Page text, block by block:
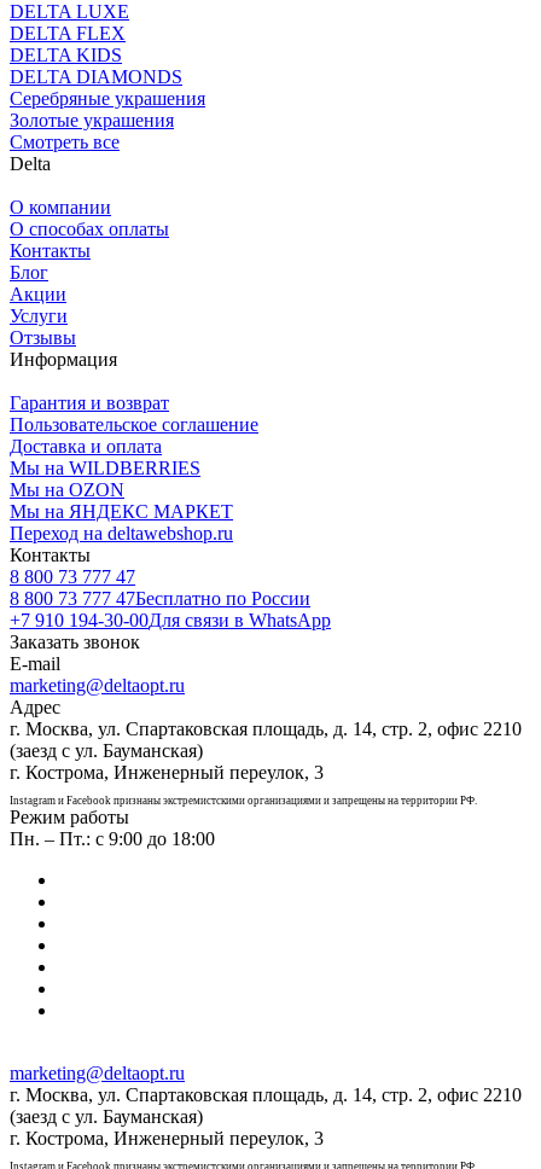
DELTA LUXE
DELTA FLEX
DELTA KIDS
DELTA DIAMONDS
Серебряные украшения
Золотые украшения
Смотреть все
Delta
О компании
О способах оплаты
Контакты
Блог
Акции
Услуги
Отзывы
Информация
Гарантия и возврат
Пользовательское соглашение
Доставка и оплата
Мы на WILDBERRIES
Мы на OZON
Мы на ЯНДЕКС МАРКЕТ
Переход на deltawebshop.ru
Контакты
8 800 73 777 47
8 800 73 777 47Бесплатно по России
+7 910 194-30-00Для связи в WhatsApp
Заказать звонок
E-mail
marketing@deltaopt.ru
Адрес
г. Москва, ул. Спартаковская площадь, д. 14, стр. 2, офис 2210
(заезд с ул. Бауманская)
г. Кострома, Инженерный переулок, 3
Instagram и Facebook признаны экстремистскими организациями и запрещены на территории РФ.
Режим работы
Пн. – Пт.: с 9:00 до 18:00
marketing@deltaopt.ru
г. Москва, ул. Спартаковская площадь, д. 14, стр. 2, офис 2210
(заезд с ул. Бауманская)
г. Кострома, Инженерный переулок, 3